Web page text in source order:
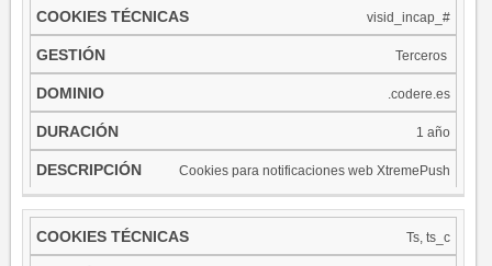
visid_incap_#
Terceros ​
.codere.es
1 año
Cookies para notificaciones web XtremePush
Ts, ts_c